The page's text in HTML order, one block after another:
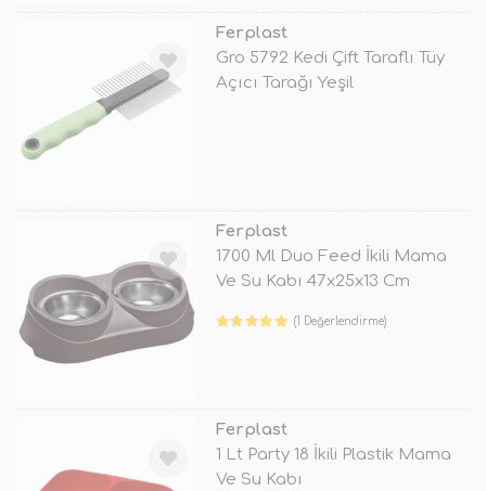
Ferplast
Gro 5792 Kedi Çift Taraflı Tüy
Açıcı Tarağı Yeşil
Ferplast
1700 Ml Duo Feed İkili Mama
Ve Su Kabı 47x25x13 Cm
(1 Değerlendirme)
Ferplast
1 Lt Party 18 İkili Plastik Mama
Ve Su Kabı